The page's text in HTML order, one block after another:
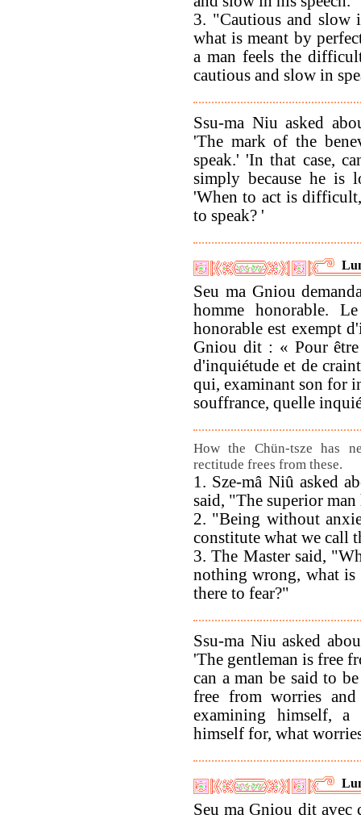
3. "Cautious and slow
what is meant by
a man feels the
cautious and slow in
Ssu-ma Niu asked
'The mark of the
speak.' 'In that case,
simply because he is
'When to act is
to speak? '
Seu ma Gniou
homme honorable.
honorable est exempt
Gniou dit : « Pour
d'inquiétude et de
qui, examinant son for
souffrance, quelle
How the Chün-tsze has
rectitude frees from these.
1. Sze-mâ Niû asked
said, "The superior
2. "Being without
constitute what we call
3. The Master said,
nothing wrong, what is
there to fear?"
Ssu-ma Niu asked
'The gentleman is free
can a man be said to
free from worries
examining himself,
himself for, what
Seu ma Gniou dit avec